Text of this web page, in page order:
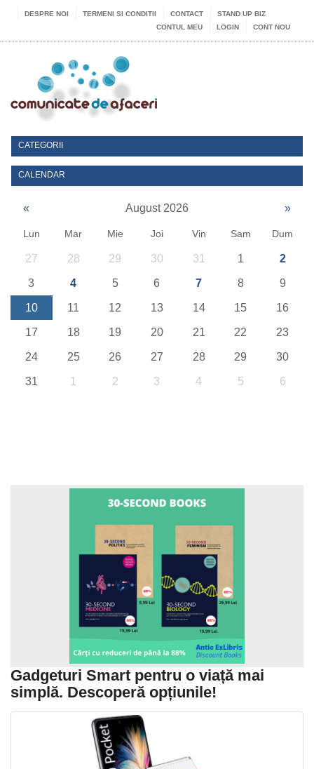
DESPRE NOI TERMENI SI CONDITII CONTACT
STAND UP BIZ
CONTUL MEU
LOGIN CONT NOU
CATEGORII
CALENDAR
« August 2026 »
Lun Mar Mie Joi Vin Sam Dum
27 28 29 30 31 1 2
3 4 5 6 7 8 9
10 11 12 13 14 15 16
17 18 19 20 21 22 23
24 25 26 27 28 29 30
31 1 2 3 4 5 6
Gadgeturi Smart pentru o viață mai
simplă. Descoperă opțiunile!